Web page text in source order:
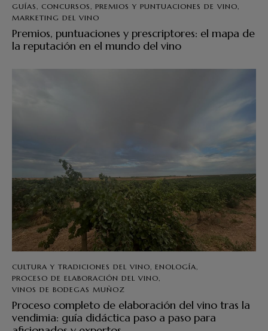
GUÍAS, CONCURSOS, PREMIOS Y PUNTUACIONES DE VINO
MARKETING DEL VINO
Premios, puntuaciones y prescriptores: el mapa de
la reputación en el mundo del vino
CULTURA Y TRADICIONES DEL VINO ENOLOGÍA
PROCESO DE ELABORACIÓN DEL VINO
VINOS DE BODEGAS MUÑOZ
Proceso completo de elaboración del vino tras la
vendimia: guía didáctica paso a paso para